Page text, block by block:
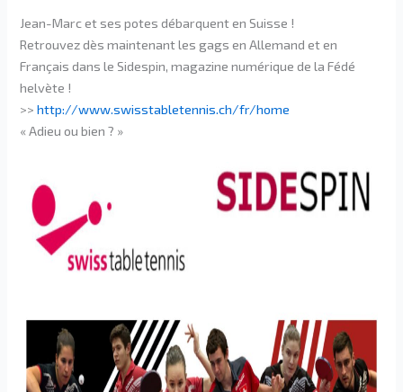
Jean-Marc et ses potes débarquent en Suisse !
Retrouvez dès maintenant les gags en Allemand et en
Français dans le Sidespin, magazine numérique de la Fédé
helvète !
>>http://www.swisstabletennis.ch/fr/home
« Adieu ou bien ? »